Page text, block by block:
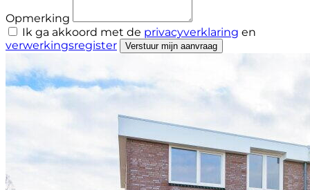
Opmerking
Ik ga akkoord met de privacyverklaring en
verwerkingsregister
Verstuur mijn aanvraag